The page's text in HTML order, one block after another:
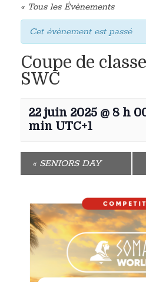
« Tous les Évènements
Cet évènement est passé
Coupe de
SWC
22 juin 2025 @ 8 h
min UTC+1
«SENIORS DAY